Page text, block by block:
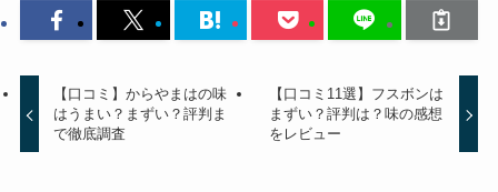
【口コミ】からやまはの味
はうまい？まずい？評判ま
で徹底調査
【口コミ11選】フスボンは
まずい？評判は？味の感想
をレビュー